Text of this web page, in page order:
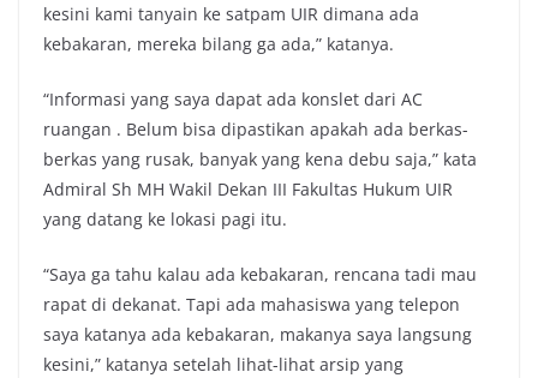
kesini kami tanyain ke satpam UIR dimana ada
kebakaran, mereka bilang ga ada,” katanya.
“Informasi yang saya dapat ada konslet dari AC
ruangan . Belum bisa dipastikan apakah ada berkas-
berkas yang rusak, banyak yang kena debu saja,” kata
Admiral Sh MH Wakil Dekan III Fakultas Hukum UIR
yang datang ke lokasi pagi itu.
“Saya ga tahu kalau ada kebakaran, rencana tadi mau
rapat di dekanat. Tapi ada mahasiswa yang telepon
saya katanya ada kebakaran, makanya saya langsung
kesini,” katanya setelah lihat-lihat arsip yang